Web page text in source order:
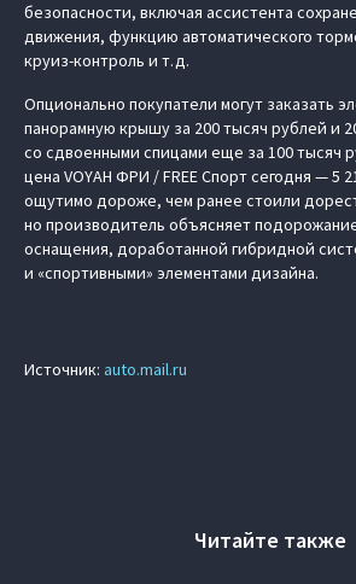
безопасности, включая ассистента
движения, функцию автоматического
круиз-контроль и т.д.
Опционально покупатели могут заказать
панорамную крышу за 200 тысяч рублей и
со сдвоенными спицами еще за 100 тысяч
цена VOYAH ФРИ / FREE Спорт сегодня — 5
ощутимо дороже, чем ранее стоили
но производитель объясняет
оснащения, доработанной гибридной
и «спортивными» элементами дизайна.
Источник: auto.mail.ru
Читайте также